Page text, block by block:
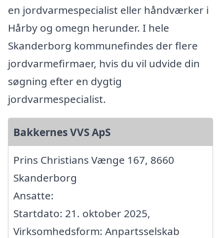
en jordvarmespecialist eller håndværker i
Hårby og omegn herunder. I hele
Skanderborg kommunefindes der flere
jordvarmefirmaer, hvis du vil udvide din
søgning efter en dygtig
jordvarmespecialist.
Bakkernes VVS ApS
Prins Christians Vænge 167, 8660
Skanderborg
Ansatte:
Startdato: 21. oktober 2025,
Virksomhedsform: Anpartsselskab